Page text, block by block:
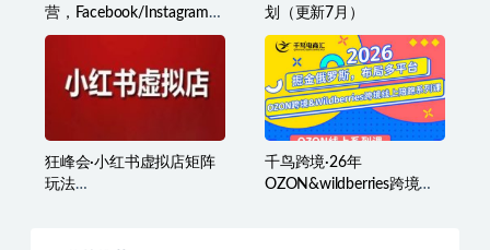
营，Facebook/Instagram全
球个人IP入门课，零基础全
划（更新7月）
狂峰会·小红书虚拟店矩阵
玩法
千鸟跨境·26年
OZON&wildberries跨境店